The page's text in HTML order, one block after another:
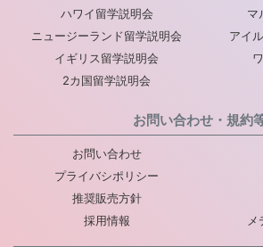
ハワイ留学説明会
マ
ニュージーランド留学説明会
アイ
イギリス留学説明会
2カ国留学説明会
お問い合わせ・規約
お問い合わせ
プライバシポリシー
推奨販売方針
採用情報